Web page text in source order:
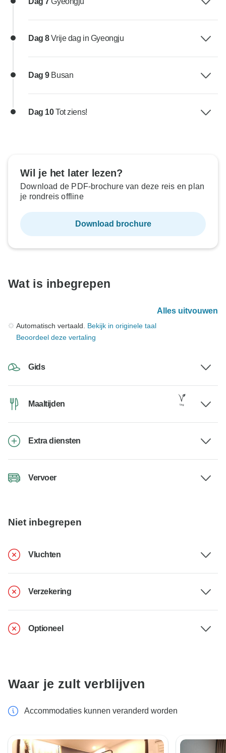
Dag 8Vrije dag in Gyeongju
Dag 9 Busan
Dag 10Tot ziens!
Wil je het later lezen?
Download de PDF-brochure van deze reis en plan
je rondreis offline
Download brochure
Wat is inbegrepen
Alles uitvouwen
Automatisch vertaald. Bekijk in originele taal
Beoordeel deze vertaling
Gids
Maaltijden
Extra diensten
Vervoer
Niet inbegrepen
Vluchten
Verzekering
Optioneel
Waar je zult verblijven
Accommodaties kunnen veranderd worden